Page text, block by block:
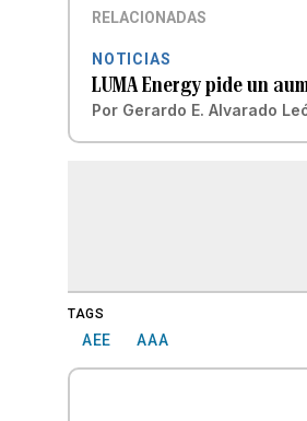
RELACIONADAS
NOTICIAS
LUMA Energy pide un
Por Gerardo E. Alvarado
TAGS
AEE AAA